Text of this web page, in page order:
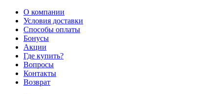
О компании
Условия доставки
Способы оплаты
Бонусы
Акции
Где купить?
Вопросы
Контакты
Возврат